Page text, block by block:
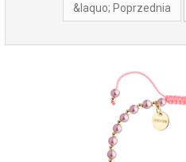
&laquo; Poprzednia